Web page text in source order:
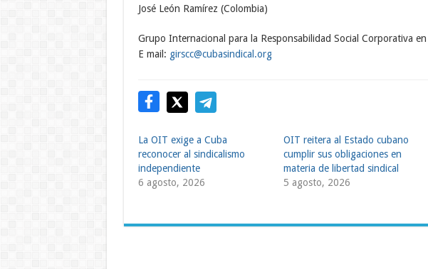
José León Ramírez (Colombia)
Grupo Internacional para la Responsabilidad Social Corporativa en
E mail: girscc@cubasindical.org
La OIT exige a Cuba
reconocer al sindicalismo
independiente
6 agosto, 2026
OIT reitera al Estado cubano
cumplir sus obligaciones en
materia de libertad sindical
5 agosto, 2026